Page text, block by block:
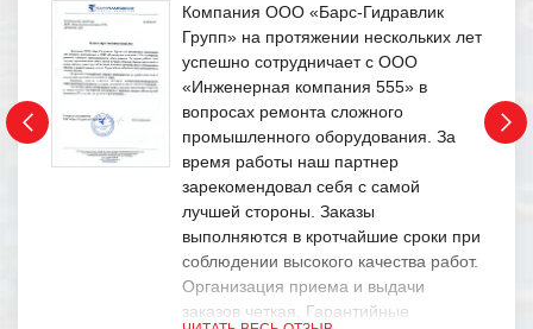
Компания ООО «Барс-Гидравлик
Групп» на протяжении нескольких лет
успешно сотрудничает с ООО
«Инженерная компания 555» в
вопросах ремонта сложного
промышленного оборудования. За
время работы наш партнер
зарекомендовал себя с самой
лучшей стороны. Заказы
выполняются в кротчайшие сроки при
соблюдении высокого качества работ.
Организация приема и выдачи
заказов четкая. Гарантийные